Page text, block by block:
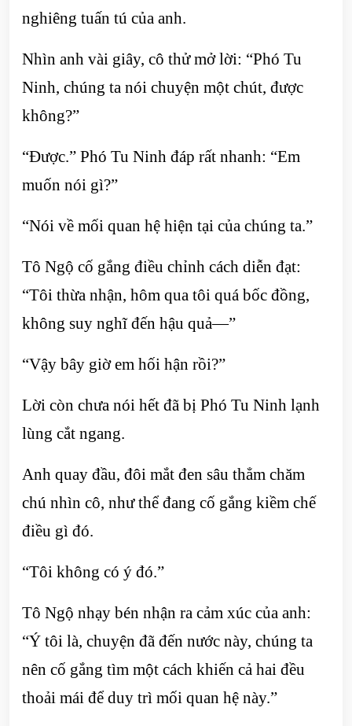
nghiêng tuấn tú của anh.
Nhìn anh vài giây, cô thử mở lời: “Phó Tu
Ninh, chúng ta nói chuyện một chút, được
không?”
“Được.” Phó Tu Ninh đáp rất nhanh: “Em
muốn nói gì?”
“Nói về mối quan hệ hiện tại của chúng ta.”
Tô Ngộ cố gắng điều chỉnh cách diễn đạt:
“Tôi thừa nhận, hôm qua tôi quá bốc đồng,
không suy nghĩ đến hậu quả—”
“Vậy bây giờ em hối hận rồi?”
Lời còn chưa nói hết đã bị Phó Tu Ninh lạnh
lùng cắt ngang.
Anh quay đầu, đôi mắt đen sâu thẳm chăm
chú nhìn cô, như thể đang cố gắng kiềm chế
điều gì đó.
“Tôi không có ý đó.”
Tô Ngộ nhạy bén nhận ra cảm xúc của anh:
“Ý tôi là, chuyện đã đến nước này, chúng ta
nên cố gắng tìm một cách khiến cả hai đều
thoải mái để duy trì mối quan hệ này.”